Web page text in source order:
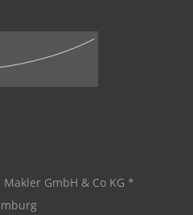
GmbH & Co KG *